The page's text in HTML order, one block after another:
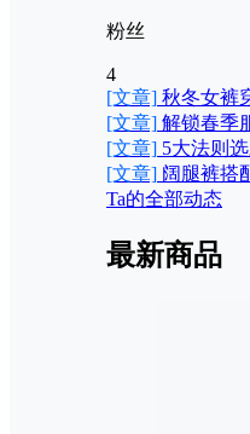
粉丝
4
[文章] 秋冬女裤
[文章] 解锁春季
[文章] 5大法则
[文章] 阔腿裤搭
Ta的全部动态
最新商品